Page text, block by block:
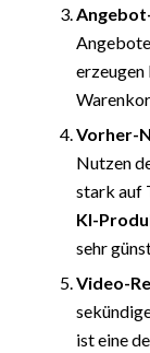
Vorher-
Nutzen
stark auf
KI-
sehr
Video-
ist eine